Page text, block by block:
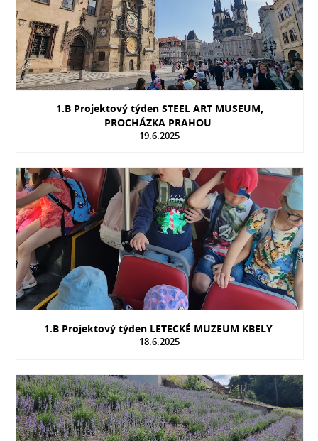
1.B Projektový týden STEEL ART MUSEUM,
PROCHÁZKA PRAHOU
19.6.2025
1.B Projektový týden LETECKÉ MUZEUM KBELY
18.6.2025